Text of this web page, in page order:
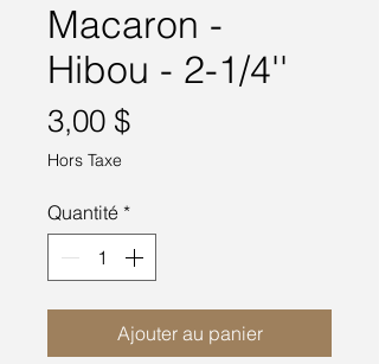
Macaron -
Hibou - 2-1/4''
3,00 $Prix
Hors Taxe
Quantité *
Ajouter au panier